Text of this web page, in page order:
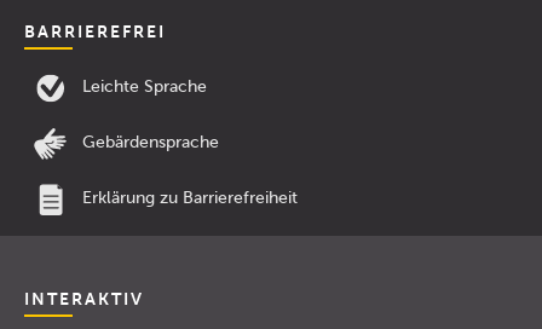
BARRIEREFREI
Leichte Sprache
Gebärdensprache
Erklärung zu Barrierefreiheit
INTERAKTIV